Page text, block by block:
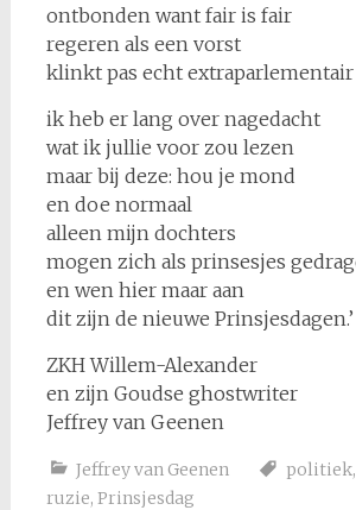
ontbonden want fair is fair
regeren als een vorst
klinkt pas echt extraparlementair
ik heb er lang over nagedacht
wat ik jullie voor zou lezen
maar bij deze: hou je mond
en doe normaal
alleen mijn dochters
mogen zich als prinsesjes
en wen hier maar aan
dit zijn de nieuwe Prinsjesdagen.’
ZKH Willem-Alexander
en zijn Goudse ghostwriter
Jeffrey van Geenen
Jeffrey van Geenen politiek,
ruzie, Prinsjesdag